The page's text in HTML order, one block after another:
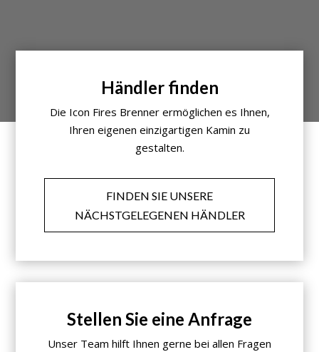
Händler finden
Die Icon Fires Brenner ermöglichen es Ihnen,
Ihren eigenen einzigartigen Kamin zu
gestalten.
FINDEN SIE UNSERE
NÄCHSTGELEGENEN HÄNDLER
Stellen Sie eine Anfrage
Unser Team hilft Ihnen gerne bei allen Fragen